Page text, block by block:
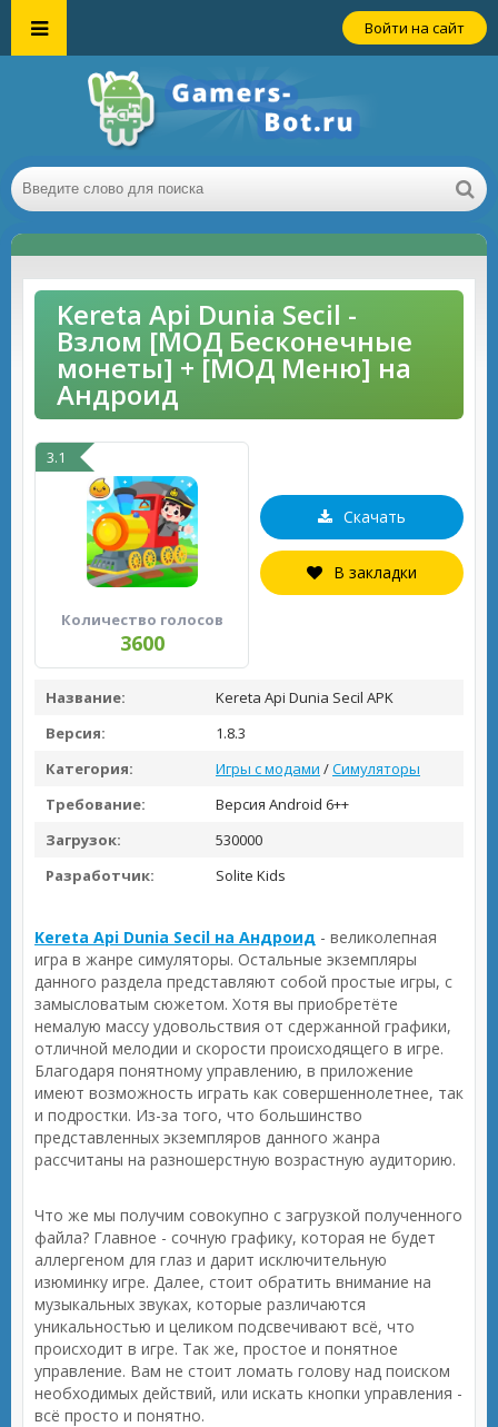
Войти на сайт
Kereta Api Dunia Secil -
Взлом [МОД Бесконечные
монеты] + [МОД Меню] на
Андроид
3.1
Количество голосов
3600
Скачать
В закладки
Название:
Kereta Api Dunia Secil APK
Версия:
1.8.3
Категория:
Игры с модами /Симуляторы
Требование:
Версия Android 6++
Загрузок:
530000
Разработчик:
Solite Kids
Kereta Api Dunia Secil на Андроид - великолепная
игра в жанре симуляторы. Остальные экземпляры
данного раздела представляют собой простые игры, с
замысловатым сюжетом. Хотя вы приобретёте
немалую массу удовольствия от сдержанной графики,
отличной мелодии и скорости происходящего в игре.
Благодаря понятному управлению, в приложение
имеют возможность играть как совершеннолетнее, так
и подростки. Из-за того, что большинство
представленных экземпляров данного жанра
рассчитаны на разношерстную возрастную аудиторию.
Что же мы получим совокупно с загрузкой полученного
файла? Главное - сочную графику, которая не будет
аллергеном для глаз и дарит исключительную
изюминку игре. Далее, стоит обратить внимание на
музыкальных звуках, которые различаются
уникальностью и целиком подсвечивают всё, что
происходит в игре. Так же, простое и понятное
управление. Вам не стоит ломать голову над поиском
необходимых действий, или искать кнопки управления -
всё просто и понятно.